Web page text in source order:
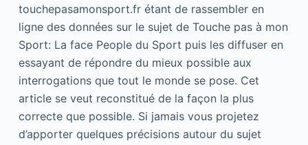
touchepasamonsport.fr étant de rassembler en
ligne des données sur le sujet de Touche pas à mon
Sport: La face People du Sport puis les diffuser en
essayant de répondre du mieux possible aux
interrogations que tout le monde se pose. Cet
article se veut reconstitué de la façon la plus
correcte que possible. Si jamais vous projetez
d’apporter quelques précisions autour du sujet